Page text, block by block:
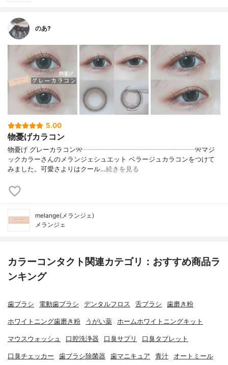
のあ?
5.00
物憂げカラコン
物憂げ グレーカラコン୨୧┈┈┈┈┈┈┈┈┈┈┈┈┈┈┈┈┈୨୧マジ
ックカラーさんのメランジェシュエット ベラージュカラコンをつけて
みました。可愛さよりはクール…続きを見る
melange(メランジェ)
メランジェ
カラーコンタクト関連カテゴリ：おすすめ商品ラ
ンキング
歯ブラシ 電動歯ブラシ デンタルフロス 舌ブラシ 歯磨き粉
ホワイトニング歯磨き粉 うがい薬 ホームホワイトニングキット
マウスウォッシュ 口腔洗浄器 口臭サプリ 口臭タブレット
口臭チェッカー 歯ブラシ除菌器 歯マニキュア 青汁 オートミール